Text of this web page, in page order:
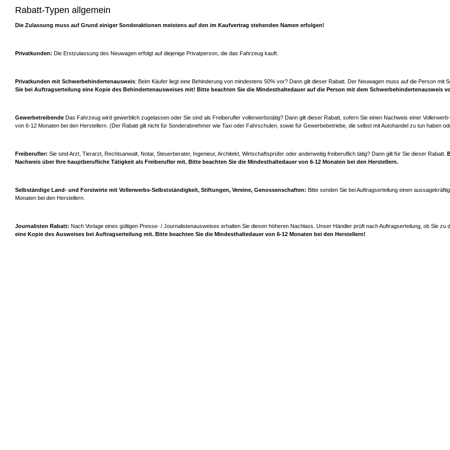
Rabatt-Typen allgemein
Die Zulassung muss auf Grund einiger Sonderaktionen meistens auf den im Kaufvertrag stehenden Namen erfolgen!
Privatkunden: Die Erstzulassung des Neuwagen erfolgt auf diejenige Privatperson, die das Fahrzeug kauft.
Privatkunden mit Schwerbehindertenausweis: Beim Käufer liegt eine Behinderung von mindestens 50% vor? Dann gilt dieser Rabatt. Der Neuwagen muss auf die Person mit
Sie bei Auftragserteilung eine Kopie des Behindertenausweises mit! Bitte beachten Sie die Mindesthaltedauer auf die Person mit dem Schwerbehindertenausweis
Gewerbetreibende Das Fahrzeug wird gewerblich zugelassen oder Sie sind als Freiberufler vollerwerbstätig? Dann gilt dieser Rabatt, sofern Sie einen Nachweis einer
von 6-12 Monaten bei den Herstellern. (Der Rabatt gilt nicht für Sonderabnehmer wie Taxi oder Fahrschulen, sowie für Gewerbebetriebe, die selbst mit Autohandel zu tun haben
Freiberufler: Sie sind Arzt, Tierarzt, Rechtsanwalt, Notar, Steuerberater, Ingenieur, Architekt, Wirtschaftsprüfer oder anderweitig freiberuflich tätig? Dann gilt für Sie dieser Rabatt.
Nachweis über Ihre hauptberufliche Tätigkeit als Freiberufler mit. Bitte beachten Sie die Mindesthaltedauer von 6-12 Monaten bei den Herstellern.
Selbständige Land- und Forstwirte mit Vollerwerbs-Selbstständigkeit, Stiftungen, Vereine, Genossenschaften: Bitte senden Sie bei Auftragserteilung einen
Monaten bei den Herstellern.
Journalisten Rabatt: Nach Vorlage eines gültigen Presse- / Journalistenausweises erhalten Sie diesen höheren Nachlass. Unser Händler prüft nach Auftragserteilung, ob Sie zu
eine Kopie des Ausweises bei Auftragserteilung mit. Bitte beachten Sie die Mindesthaltedauer von 6-12 Monaten bei den Herstellern!